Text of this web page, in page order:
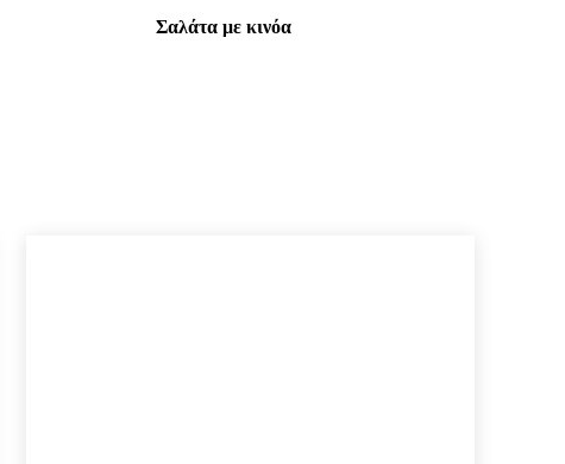
Σαλάτα με κινόα